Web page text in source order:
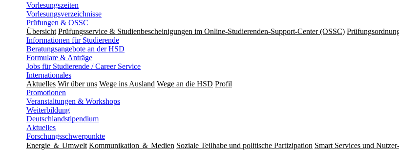
Vorlesungszeiten
Vorlesungsverzeichnisse
Prüfungen & OSSC
Übersicht Prüfungsservice & Studienbescheinigungen im Online-Studierenden-Support-Center (OSSC)
Informationen für Studierende
Beratungsangebote an der HSD
Formulare & Anträge
Jobs für Studierende / Career Service
Internationales
Aktuelles Wir über uns Wege ins Ausland Wege an die HSD Profil
Promotionen
Veranstaltungen & Workshops
Weiterbildung
Deutschlandstipendium
Aktuelles
Forschungsschwerpunkte
Energie ＆ Umwelt Kommunikation ＆ Medien Soziale Teilhabe und politische Partizipation Smart Services und